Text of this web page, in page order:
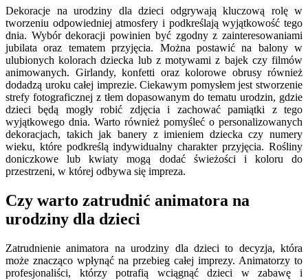
Dekoracje na urodziny dla dzieci odgrywają kluczową rolę w
tworzeniu odpowiedniej atmosfery i podkreślają wyjątkowość tego
dnia. Wybór dekoracji powinien być zgodny z zainteresowaniami
jubilata oraz tematem przyjęcia. Można postawić na balony w
ulubionych kolorach dziecka lub z motywami z bajek czy filmów
animowanych. Girlandy, konfetti oraz kolorowe obrusy również
dodadzą uroku całej imprezie. Ciekawym pomysłem jest stworzenie
strefy fotograficznej z tłem dopasowanym do tematu urodzin, gdzie
dzieci będą mogły robić zdjęcia i zachować pamiątki z tego
wyjątkowego dnia. Warto również pomyśleć o personalizowanych
dekoracjach, takich jak banery z imieniem dziecka czy numery
wieku, które podkreślą indywidualny charakter przyjęcia. Rośliny
doniczkowe lub kwiaty mogą dodać świeżości i koloru do
przestrzeni, w której odbywa się impreza.
Czy warto zatrudnić animatora na
urodziny dla dzieci
Zatrudnienie animatora na urodziny dla dzieci to decyzja, która
może znacząco wpłynąć na przebieg całej imprezy. Animatorzy to
profesjonaliści, którzy potrafią wciągnąć dzieci w zabawę i